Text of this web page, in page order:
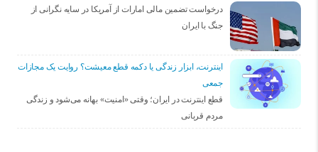
درخواست تضمین مالی امارات از آمریکا در سایه نگرانی از
جنگ با ایران
اینترنت، ابزار زندگی یا دکمه قطع معیشت؟ روایت یک مجازات
جمعی
قطع اینترنت در ایران؛ وقتی «امنیت» بهانه می‌شود و زندگی
مردم قربانی